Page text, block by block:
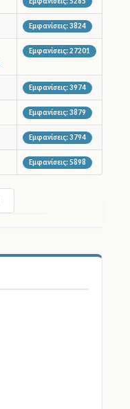
Εμφανίσεις: 3824
Εμφανίσεις: 27201
Εμφανίσεις: 3974
Εμφανίσεις: 3879
Εμφανίσεις: 3794
Εμφανίσεις: 5898